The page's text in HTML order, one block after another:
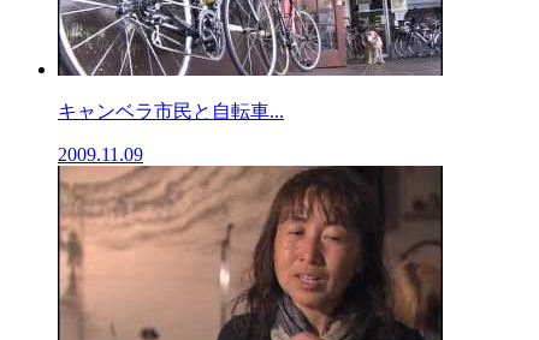
キャンベラ市民と自転車...
2009.11.09